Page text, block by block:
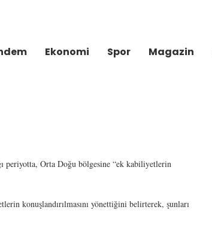
Ekonomi Spor Magazin
periyotta, Orta Doğu bölgesine “ek kabiliyetlerin
konuşlandırılmasını yönettiğini belirterek, şunları